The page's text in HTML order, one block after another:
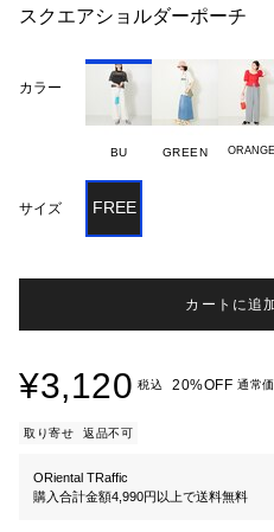
スクエアショルダーポーチ
カラー
BU GREEN ORANGE
サイズ FREE
カートに追
¥3,120 税込 20%OFF 通常
取り寄せ 返品不可
ORiental TRaffic
購入合計金額4,990円以上で送料無料